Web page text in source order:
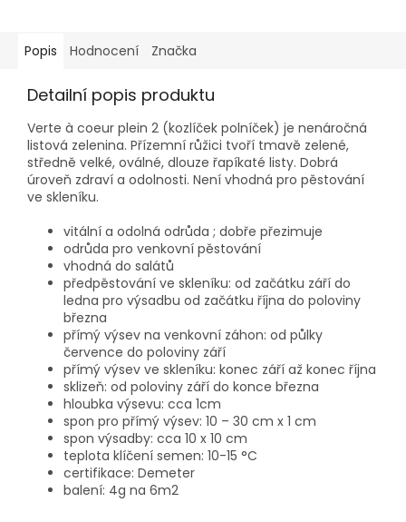
Popis Hodnocení Značka
Detailní popis produktu
Verte à coeur plein 2 (kozlíček polníček) je nenáročná
listová zelenina. Přízemní růžici tvoří tmavě zelené,
středně velké, oválné, dlouze řapíkaté listy. Dobrá
úroveň zdraví a odolnosti. Není vhodná pro pěstování
ve skleníku.
vitální a odolná odrůda ; dobře přezimuje
odrůda pro venkovní pěstování
vhodná do salátů
předpěstování ve skleníku: od začátku září do
ledna pro výsadbu od začátku října do poloviny
března
přímý výsev na venkovní záhon: od půlky
července do poloviny září
přímý výsev ve skleníku: konec září až konec října
sklizeň: od poloviny září do konce března
hloubka výsevu: cca 1cm
spon pro přímý výsev: 10 – 30 cm x 1 cm
spon výsadby: cca 10 x 10 cm
teplota klíčení semen: 10-15 °C
certifikace: Demeter
balení: 4g na 6m2